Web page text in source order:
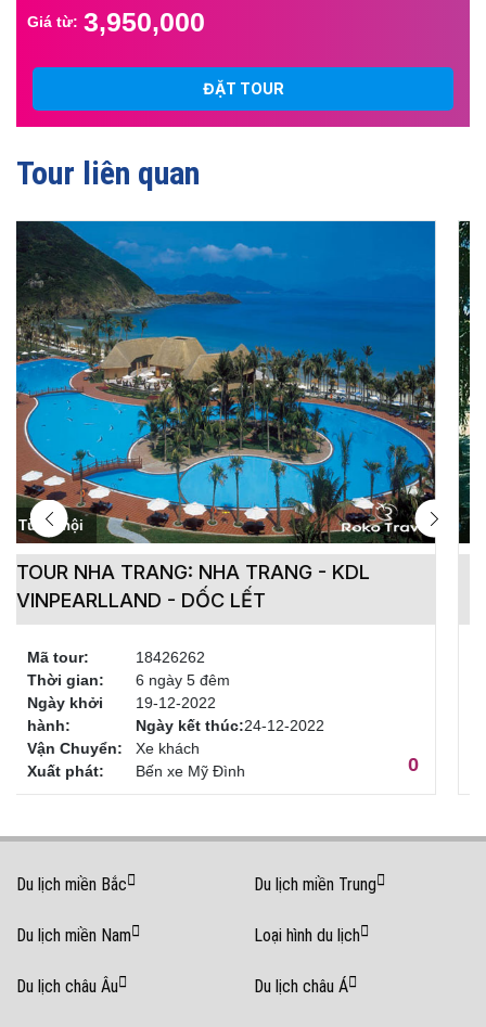
Giá từ: 3,950,000
ĐẶT TOUR
Tour liên quan
Từ hà nội
Hà Nội - Nha Trang - Mũi Né - Hà Nội (5
ngày 4 đêm)
Mã tour:
18426262
Thời gian:
6 ngày 5 đêm
Ngày khởi
hành:
19-12-2022
Ngày kết thúc:24-12-2022
Vận Chuyển:
Xe khách
Xuất phát:
Bến xe Mỹ Đình 3350000
Du lịch miền Bắc Du lịch miền Trung
Du lịch miền Nam Loại hình du lịch
Du lịch châu Âu Du lịch châu Á